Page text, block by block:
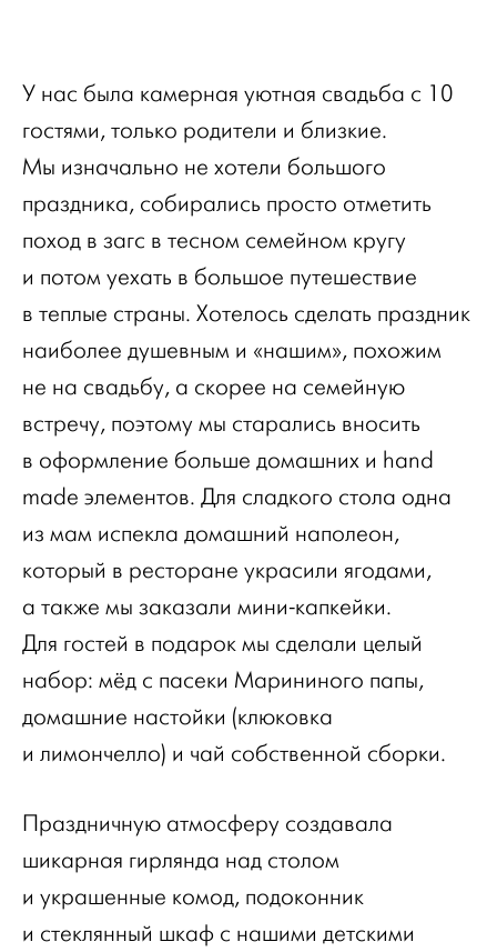
У нас была камерная уютная свадьба с 10
гостями, только родители и близкие.
Мы изначально не хотели большого
праздника, собирались просто отметить
поход в загс в тесном семейном кругу
и потом уехать в большое путешествие
в теплые страны. Хотелось сделать праздник
наиболее душевным и «нашим», похожим
не на свадьбу, а скорее на семейную
встречу, поэтому мы старались вносить
в оформление больше домашних и hand
made элементов. Для сладкого стола одна
из мам испекла домашний наполеон,
который в ресторане украсили ягодами,
а также мы заказали мини-капкейки.
Для гостей в подарок мы сделали целый
набор: мёд с пасеки Марининого папы,
домашние настойки (клюковка
и лимончелло) и чай собственной сборки.
Праздничную атмосферу создавала
шикарная гирлянда над столом
и украшенные комод, подоконник
и стеклянный шкаф с нашими детскими